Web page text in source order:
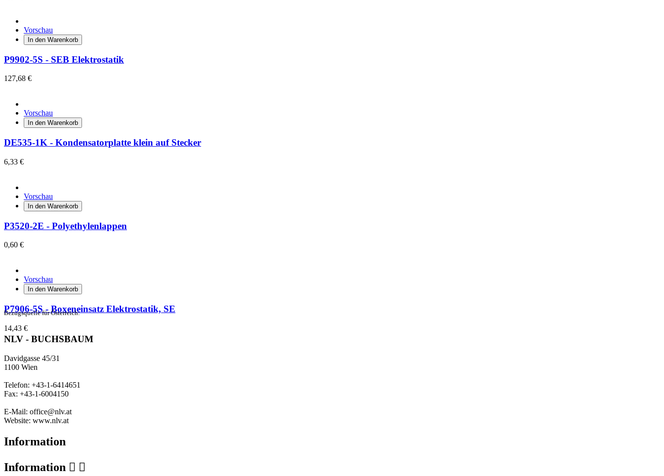
Vorschau
In den Warenkorb
P9902-5S - SEB Elektrostatik
127,68 €
Vorschau
In den Warenkorb
DE535-1K - Kondensatorplatte klein auf Stecker
6,33 €
Vorschau
In den Warenkorb
P3520-2E - Polyethylenlappen
0,60 €
Vorschau
In den Warenkorb
P7906-5S - Boxeneinsatz Elektrostatik, SE
14,43 €
Bezugsquelle für Österreich:
NLV - BUCHSBAUM
Davidgasse 45/31
1100 Wien
Telefon: +43-1-6414651
Fax: +43-1-6004150
E-Mail: office@nlv.at
Website: www.nlv.at
Information
Information  